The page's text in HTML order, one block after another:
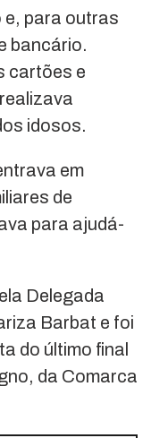
para outras
bancário.
cartões e
idosos.
em
de
para ajudá-
Delegada
Barbat e foi
do último final
da Comarca